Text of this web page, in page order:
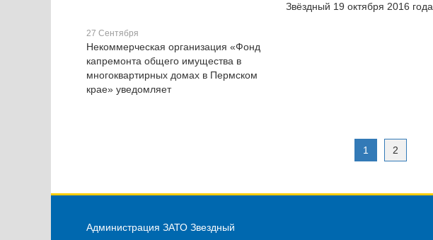
Звёздный 19 октября 2016 года
27 Сентября
Некоммерческая организация «Фонд
капремонта общего имущества в
многоквартирных домах в Пермском
крае» уведомляет
1 2
Администрация ЗАТО Звездный